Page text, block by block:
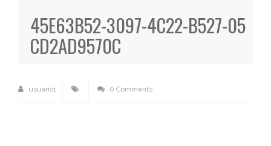
45E63B52-3097-4C22-B527-05
CD2AD9570C
usuario1 0 Comments